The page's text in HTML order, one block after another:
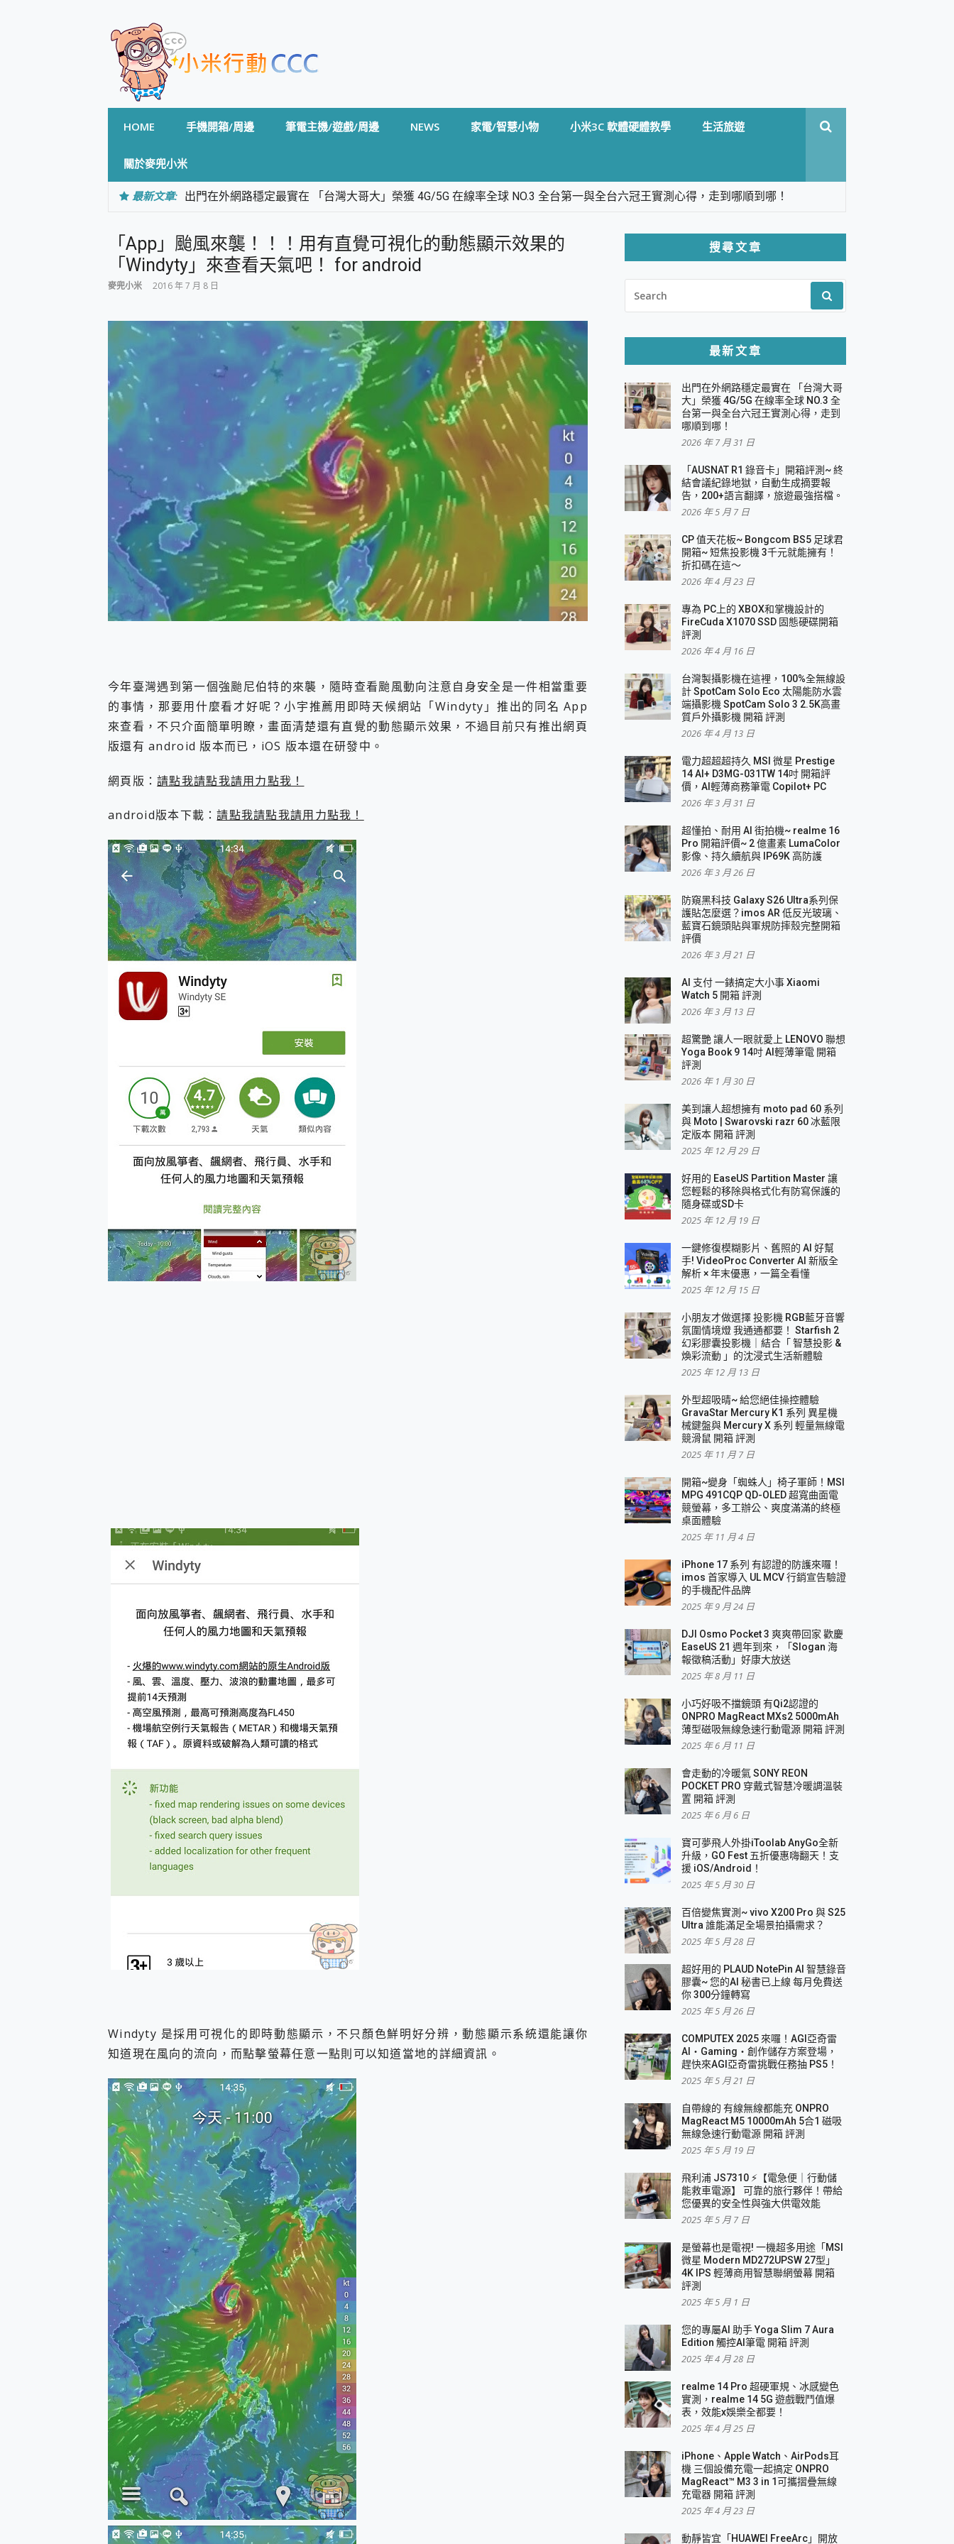
HOME 手機開箱/周邊 筆電主機/遊戲/周邊 NEWS 家電/智慧小物 小米3C 軟體硬體教學 生活旅遊
關於麥兜小米
最新文章: 出門在外網路穩定最實在 「台灣大哥大」榮獲 4G/5G 在線率全球 NO.3 全台第一與全台六冠王實測心得，走到哪順到哪！
專為 PC上的 XBOX和掌機設計的 FireCuda X1070 SSD 固態硬碟開箱 評測
台灣製攝影機在這裡，100%全無線設計 SpotCam Solo Eco 太陽能防水雲端攝影機 SpotCam Solo 3 2.5K高畫質戶外攝影機 開箱 評
測
電力超超超持久 MSI 微星 Prestige 14 AI+ D3MG-031TW 14吋 開箱評價，AI輕薄商務筆電 Copilot+ PC
防窺黑科技 Galaxy S26 Ultra系列保護貼怎麼選？imos AR 低反光玻璃、藍寶石鏡頭貼與軍規防摔殼完整開箱評價
AI 支付 一錶搞定大小事 Xiaomi Watch 5 開箱 評測
超驚艷 讓人一眼就愛上 LENOVO 聯想 Yoga Book 9 14吋 AI輕薄筆電 開箱 評測
美到讓人超想擁有 moto pad 60 系列 與 Moto | Swarovski razr 60 冰藍限定版本 開箱 評測
好用的 EaseUS Partition Master 讓您輕鬆的移除與格式化有防寫保護的隨身碟或SD卡
一鍵修復模糊影片、舊照的 AI 好幫手! VideoProc Converter AI 新版全解析 × 年末優惠，一篇全看懂
小朋友才做選擇 投影機 RGB藍牙音響 氛圍情境燈 我通通都要！ Starfish 2 幻彩膠囊投影機｜結合「 智慧投影 & 煥彩流動 」的沈浸
式生活新體驗
外型超吸晴~ 給您絕佳操控體驗 GravaStar Mercury K1 系列 異星機械鍵盤與 Mercury X 系列 輕量無線電競滑鼠 開箱 評測
開箱~變身「蜘蛛人」椅子軍師！MSI MPG 491CQP QD-OLED 超寬曲面電競螢幕，多工辦公、爽度滿滿的終極桌面體驗
iPhone 17 系列 有認證的防護來囉！ imos 首家導入 UL MCV 行銷宣告驗證的手機配件品牌
DJI Osmo Pocket 3 爽爽帶回家 歡慶 EaseUS 21 週年到來，「Slogan 海報徵稿活動」好康大放送
小巧好吸不擋鏡頭 有Qi2認證的 ONPRO MagReact MXs2 5000mAh薄型磁吸無線急速行動電源 開箱 評測
會走動的冷暖氣 SONY REON POCKET PRO 穿戴式智慧冷暖調溫裝置 開箱 評測
寶可夢飛人外掛iToolab AnyGo全新升級，GO Fest 五折優惠嗨翻天！支援 iOS/Android！
百倍變焦實測~ vivo X200 Pro 與 S25 Ultra 誰能滿足全場景拍攝需求？
超好用的 PLAUD NotePin AI 智慧錄音膠囊~ 您的AI 秘書已上線 每月免費送你 300分鐘轉寫
COMPUTEX 2025 來囉！AGI亞奇雷 AI・Gaming・創作儲存方案登場，趕快來AGI亞奇雷挑戰任務抽 PS5！
自帶線的 有線無線都能充 ONPRO MagReact M5 10000mAh 5合1 磁吸無線急速行動電源 開箱 評測
飛利浦 JS7310 ⚡【電急便｜行動儲能救車電源】 可靠的旅行夥伴！帶給您優異的安全性與強大供電效能
是螢幕也是電視! 一機超多用途「MSI微星 Modern MD272UPSW 27型」 4K IPS 輕薄商用智慧聯網螢幕 開箱 評測
iPhone、Apple Watch、AirPods耳機 三個設備充電一起搞定 ONPRO MagReact™ M3 3 in 1可攜摺疊無線充電器 開箱 評測
動靜皆宜「HUAWEI FreeArc」開放式耳掛耳機，無感配戴! 超穩超服貼，音質、通話也很優質
好玩好拍 vivo V50 ~ 口袋裡的 Zeiss 潮流攝影棚!
25種洗烘模式一機搞定! Roborock 衣莉莎白 H1 Neo分子篩洗脫烘 AI 滾筒洗衣機
給 MSI Claw 系列電競掌機 最完美的家 MSI Nest Docking Station 掌機專屬擴充底座 開箱 評測
2億 APO蔡司長焦神機降臨~ vivo X200 Pro、vivo X200 就是這麼好拍
EaseUS Vocal Remover 免費線上去聲器一鍵去除人聲 人聲 音樂分離 2024 消除人聲推薦
3 個超值 MHN 飛人工具分享~~ iToolab AnyGo 魔物獵人 Now飛人 ios教學 不出門也可以到處走
Locawhere AnyTo 寶可夢飛人 AnyTo 不出門也可以飛遍全世界
小體積 40000mAh 超大容量 一次充5個設備 充好充滿 CUKTECH 酷態科 300W 微型充電站 開箱 評測
97.3% 恢復率，資料救援就是這麼簡單 EaseUS Data Recovery Wizard Free 18.0.0 業界最好的資料救援軟體
磁碟系統大風吹 有了 磁碟管理程式 EaseUS Partition Master 就是這麼簡單
全新 SONY Xperia 1 VI 開箱! 相機實測! 長焦覆蓋更遠更清晰、2日長續航、頂尖影音娛樂效能~
Xiaomi 14 Ultra 開箱 評測~ 有深度的 Leica 影像旗艦手機! 加碼小旗艦 Xiaomi 14 開箱 評測
vivo TWS 3e 真無線藍牙耳機智慧降噪升級、音質明亮溫潤，並支援雙設備連接~
MSI Claw 掌機專屬配件包 來囉 完美保護 MSI Claw A1M-026TW 電競掌機
人像旗艦 vivo V30 系列 開箱 評測! 首搭蔡司光學鏡頭、攝影棚級柔光環、拍攝功能最好玩的美拍神機 vivo V30 Pro
多個願望一次滿足 超強散熱 微星 MSI Claw A1M-026TW 電競掌機 開箱 評測
一吸完美對位 擁有超強吸力與超好用的隱磁支架 O-ONE MAG 最會吸的行動電源 開箱 評測
OPPO 哈蘇 300mm 專業增距鏡實測：Find X9 Ultra 光學長焦隨手拍，紀錄生活就是這麼簡單
Motorola edge 70 pro 及 moto g37 power上市，登錄在送飛利浦氣炸鍋
ASUS Pad 全面應援 Me Time，加碼愛奇藝黃金雙周卡體驗，專案價最低 NT$0 起
「App」颱風來襲！！！用有直覺可視化的動態顯示效果的
「Windyty」來查看天氣吧！ for android
麥兜小米 2016 年 7 月 8 日
今年臺灣遇到第一個強颱尼伯特的來襲，隨時查看颱風動向注意自身安全是一件相當重要
的事情，那要用什麼看才好呢？小宇推薦用即時天候網站「Windyty」推出的同名 App
來查看，不只介面簡單明瞭，畫面清楚還有直覺的動態顯示效果，不過目前只有推出網頁
版還有 android 版本而已，iOS 版本還在研發中。
網頁版：請點我請點我請用力點我！
android版本下載：請點我請點我請用力點我！
Windyty 是採用可視化的即時動態顯示，不只顏色鮮明好分辨，動態顯示系統還能讓你
知道現在風向的流向，而點擊螢幕任意一點則可以知道當地的詳細資訊。
搜尋文章
FOR:
最新文章
出門在外網路穩定最實在 「台灣大哥
大」榮獲 4G/5G 在線率全球 NO.3 全
台第一與全台六冠王實測心得，走到
哪順到哪！
2026 年 7 月 31 日
「AUSNAT R1 錄音卡」開箱評測~ 終
結會議紀錄地獄，自動生成摘要報
告，200+語言翻譯，旅遊最強搭檔。
2026 年 5 月 7 日
CP 值天花板~ Bongcom BS5 足球君
開箱~ 短焦投影機 3千元就能擁有！
折扣碼在這～
2026 年 4 月 23 日
專為 PC上的 XBOX和掌機設計的
FireCuda X1070 SSD 固態硬碟開箱
評測
2026 年 4 月 16 日
台灣製攝影機在這裡，100%全無線設
計 SpotCam Solo Eco 太陽能防水雲
端攝影機 SpotCam Solo 3 2.5K高畫
質戶外攝影機 開箱 評測
2026 年 4 月 13 日
電力超超超持久 MSI 微星 Prestige
14 AI+ D3MG-031TW 14吋 開箱評
價，AI輕薄商務筆電 Copilot+ PC
2026 年 3 月 31 日
超懂拍、耐用 AI 街拍機~ realme 16
Pro 開箱評價~ 2 億畫素 LumaColor
影像、持久續航與 IP69K 高防護
2026 年 3 月 26 日
防窺黑科技 Galaxy S26 Ultra系列保
護貼怎麼選？imos AR 低反光玻璃、
藍寶石鏡頭貼與軍規防摔殼完整開箱
評價
2026 年 3 月 21 日
AI 支付 一錶搞定大小事 Xiaomi
Watch 5 開箱 評測
2026 年 3 月 13 日
超驚艷 讓人一眼就愛上 LENOVO 聯想
Yoga Book 9 14吋 AI輕薄筆電 開箱
評測
2026 年 1 月 30 日
美到讓人超想擁有 moto pad 60 系列
與 Moto | Swarovski razr 60 冰藍限
定版本 開箱 評測
2025 年 12 月 29 日
好用的 EaseUS Partition Master 讓
您輕鬆的移除與格式化有防寫保護的
隨身碟或SD卡
2025 年 12 月 19 日
一鍵修復模糊影片、舊照的 AI 好幫
手! VideoProc Converter AI 新版全
解析 × 年末優惠，一篇全看懂
2025 年 12 月 15 日
小朋友才做選擇 投影機 RGB藍牙音響
氛圍情境燈 我通通都要！ Starfish 2
幻彩膠囊投影機｜結合「 智慧投影 &
煥彩流動 」的沈浸式生活新體驗
2025 年 12 月 13 日
外型超吸晴~ 給您絕佳操控體驗
GravaStar Mercury K1 系列 異星機
械鍵盤與 Mercury X 系列 輕量無線電
競滑鼠 開箱 評測
2025 年 11 月 7 日
開箱~變身「蜘蛛人」椅子軍師！MSI
MPG 491CQP QD-OLED 超寬曲面電
競螢幕，多工辦公、爽度滿滿的終極
桌面體驗
2025 年 11 月 4 日
iPhone 17 系列 有認證的防護來囉！
imos 首家導入 UL MCV 行銷宣告驗證
的手機配件品牌
2025 年 9 月 24 日
DJI Osmo Pocket 3 爽爽帶回家 歡慶
EaseUS 21 週年到來，「Slogan 海
報徵稿活動」好康大放送
2025 年 8 月 11 日
小巧好吸不擋鏡頭 有Qi2認證的
ONPRO MagReact MXs2 5000mAh
薄型磁吸無線急速行動電源 開箱 評測
2025 年 6 月 11 日
會走動的冷暖氣 SONY REON
POCKET PRO 穿戴式智慧冷暖調溫裝
置 開箱 評測
2025 年 6 月 6 日
寶可夢飛人外掛iToolab AnyGo全新
升級，GO Fest 五折優惠嗨翻天！支
援 iOS/Android！
2025 年 5 月 30 日
百倍變焦實測~ vivo X200 Pro 與 S25
Ultra 誰能滿足全場景拍攝需求？
2025 年 5 月 28 日
超好用的 PLAUD NotePin AI 智慧錄音
膠囊~ 您的AI 秘書已上線 每月免費送
你 300分鐘轉寫
2025 年 5 月 26 日
COMPUTEX 2025 來囉！AGI亞奇雷
AI・Gaming・創作儲存方案登場，
趕快來AGI亞奇雷挑戰任務抽 PS5！
2025 年 5 月 21 日
自帶線的 有線無線都能充 ONPRO
MagReact M5 10000mAh 5合1 磁吸
無線急速行動電源 開箱 評測
2025 年 5 月 19 日
飛利浦 JS7310 ⚡【電急便｜行動儲
能救車電源】 可靠的旅行夥伴！帶給
您優異的安全性與強大供電效能
2025 年 5 月 7 日
是螢幕也是電視! 一機超多用途「MSI
微星 Modern MD272UPSW 27型」
4K IPS 輕薄商用智慧聯網螢幕 開箱
評測
2025 年 5 月 1 日
您的專屬AI 助手 Yoga Slim 7 Aura
Edition 觸控AI筆電 開箱 評測
2025 年 4 月 28 日
realme 14 Pro 超硬軍規、冰感變色
實測，realme 14 5G 遊戲戰鬥值爆
表，效能x娛樂全都要！
2025 年 4 月 25 日
iPhone、Apple Watch、AirPods耳
機 三個設備充電一起搞定 ONPRO
MagReact™ M3 3 in 1可攜摺疊無線
充電器 開箱 評測
2025 年 4 月 23 日
動靜皆宜「HUAWEI FreeArc」開放